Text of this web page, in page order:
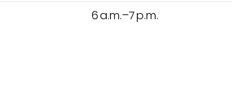
6 a.m.–7 p.m.